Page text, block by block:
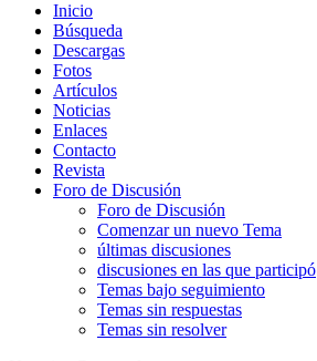
Inicio
Búsqueda
Descargas
Fotos
Artículos
Noticias
Enlaces
Contacto
Revista
Foro de Discusión
Foro de Discusión
Comenzar un nuevo Tema
últimas discusiones
discusiones en las que participó
Temas bajo seguimiento
Temas sin respuestas
Temas sin resolver